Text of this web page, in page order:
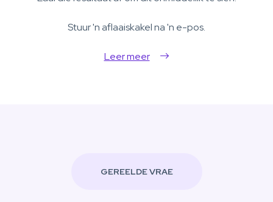
Stuur 'n aflaaiskakel na 'n e-pos.
Leer meer
GEREELDE VRAE